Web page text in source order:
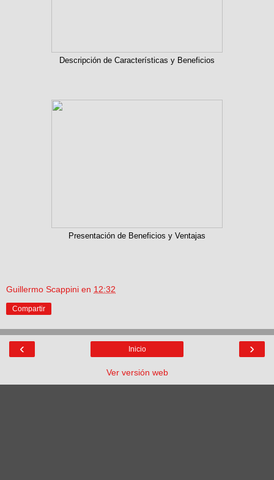
Descripción de Características y Beneficios
Presentación de Beneficios y Ventajas
Guillermo Scappini en 12:32
Compartir
‹ ›
Inicio
Ver versión web